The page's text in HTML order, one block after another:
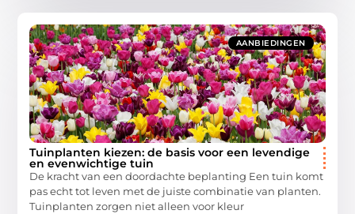
AANBIEDINGEN
Tuinplanten kiezen: de basis voor een levendige
en evenwichtige tuin
De kracht van een doordachte beplanting Een tuin komt
pas echt tot leven met de juiste combinatie van planten.
Tuinplanten zorgen niet alleen voor kleur